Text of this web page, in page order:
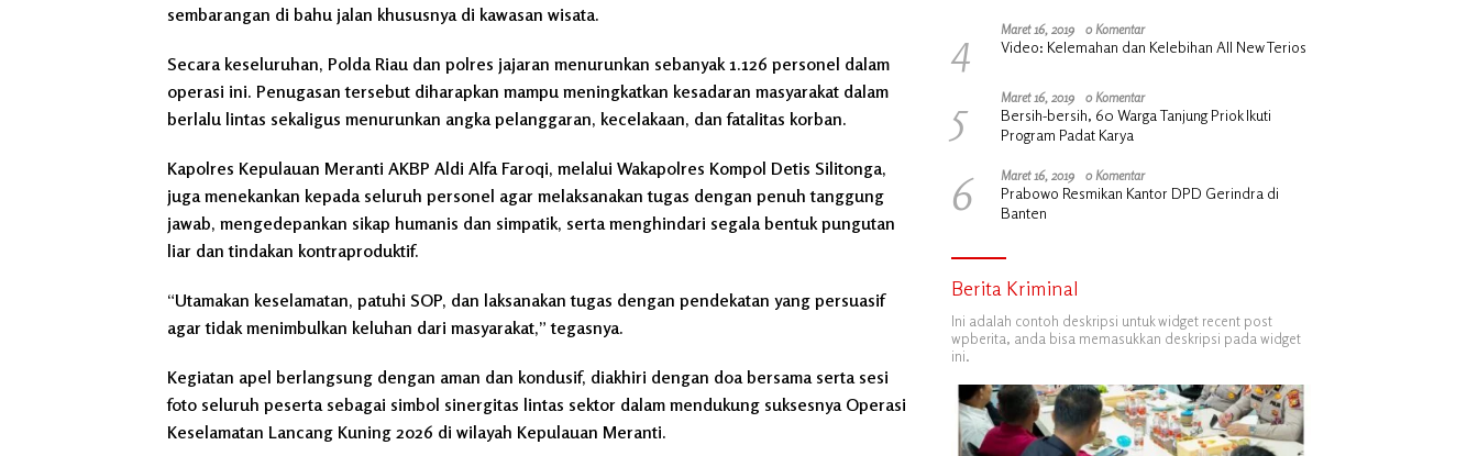
sembarangan di bahu jalan khususnya di kawasan wisata.
Secara keseluruhan, Polda Riau dan polres jajaran menurunkan sebanyak 1.126 personel dalam
operasi ini. Penugasan tersebut diharapkan mampu meningkatkan kesadaran masyarakat dalam
berlalu lintas sekaligus menurunkan angka pelanggaran, kecelakaan, dan fatalitas korban.
Kapolres Kepulauan Meranti AKBP Aldi Alfa Faroqi, melalui Wakapolres Kompol Detis Silitonga,
juga menekankan kepada seluruh personel agar melaksanakan tugas dengan penuh tanggung
jawab, mengedepankan sikap humanis dan simpatik, serta menghindari segala bentuk pungutan
liar dan tindakan kontraproduktif.
“Utamakan keselamatan, patuhi SOP, dan laksanakan tugas dengan pendekatan yang persuasif
agar tidak menimbulkan keluhan dari masyarakat,” tegasnya.
Kegiatan apel berlangsung dengan aman dan kondusif, diakhiri dengan doa bersama serta sesi
foto seluruh peserta sebagai simbol sinergitas lintas sektor dalam mendukung suksesnya Operasi
Keselamatan Lancang Kuning 2026 di wilayah Kepulauan Meranti.
4 Maret 16, 2019 0 Komentar
Video: Kelemahan dan Kelebihan All New Terios
5 Maret 16, 2019 0 Komentar
Bersih-bersih, 60 Warga Tanjung Priok Ikuti
Program Padat Karya
6 Maret 16, 2019 0 Komentar
Prabowo Resmikan Kantor DPD Gerindra di
Banten
Berita Kriminal
Ini adalah contoh deskripsi untuk widget recent post
wpberita, anda bisa memasukkan deskripsi pada widget
ini.